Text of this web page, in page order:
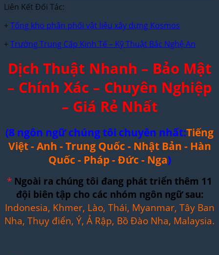
Liên Kết Đối Tác:
+ Tổng kho phân phối vật liệu xây dựng Kosmos
+ Trường Trung Cấp Kinh Tế – Kỹ Thuật Bắc Nghệ An
Dịch Thuật Nhanh – Bảo Mật
– Chính Xác – Chuyên Nghiệp
– Giá Rẻ Nhất
(8 ngôn ngữ chúng tôi chuyên nhất:Tiếng
Việt - Anh - Trung Quốc - Nhật Bản - Hàn
Quốc - Pháp - Đức - Nga)
* Ngoài ra chúng tôi đang phát triển thêm 11
đội biên tập cho các nhóm ngôn ngữ sau:
Indonesia, Khmer, Lào, Thái, Myanmar, Tây Ban
Nha, Thụy điển, Ý, Ả Rập, Bồ Đào Nha, Malaysia.